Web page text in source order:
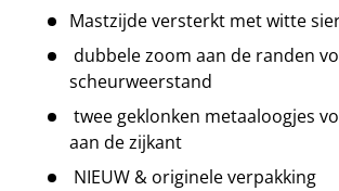
Mastzijde versterkt met witte
dubbele zoom aan de randen
scheurweerstand
twee geklonken metaaloogjes
aan de zijkant
NIEUW & originele verpakking